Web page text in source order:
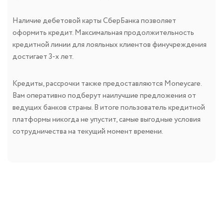
Наличие дебетовой карты СберБанка позволяет
оформить кредит. Максимальная продолжительность
кредитной линии для лояльных клиентов финучреждения
достигает 3-х лет.
Кредиты, рассрочки также предоставляются Moneycare.
Вам оперативно подберут наилучшие предложения от
ведущих банков страны. В итоге пользователь кредитной
платформы никогда не упустит, самые выгодные условия
сотрудничества на текущий момент времени.